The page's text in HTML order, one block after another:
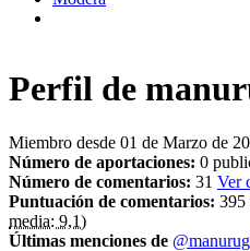
Perfil de
Miembro desde 01 de Marzo de
Número de aportaciones: 0
Número de comentarios: 31 Ver
Puntuación de comentarios: 395
media: 9,1)
Últimas menciones de